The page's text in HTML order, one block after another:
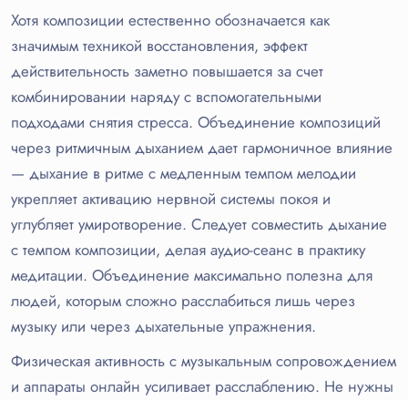
Хотя композиции естественно обозначается как
значимым техникой восстановления, эффект
действительность заметно повышается за счет
комбинировании наряду с вспомогательными
подходами снятия стресса. Объединение композиций
через ритмичным дыханием дает гармоничное влияние
— дыхание в ритме с медленным темпом мелодии
укрепляет активацию нервной системы покоя и
углубляет умиротворение. Следует совместить дыхание
с темпом композиции, делая аудио-сеанс в практику
медитации. Объединение максимально полезна для
людей, которым сложно расслабиться лишь через
музыку или через дыхательные упражнения.
Физическая активность с музыкальным сопровождением
и аппараты онлайн усиливает расслаблению. Не нужны